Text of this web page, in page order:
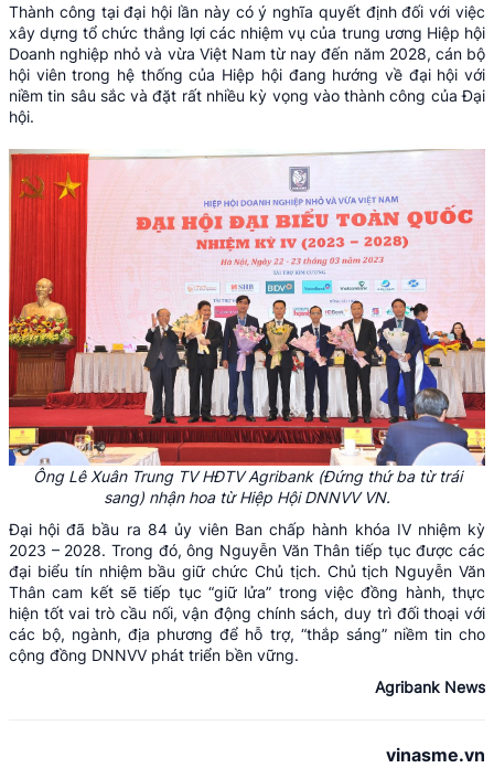
Thành công tại đại hội lần này có ý nghĩa quyết định đối với việc
xây dựng tổ chức thắng lợi các nhiệm vụ của trung ương Hiệp hội
Doanh nghiệp nhỏ và vừa Việt Nam từ nay đến năm 2028, cán bộ
hội viên trong hệ thống của Hiệp hội đang hướng về đại hội với
niềm tin sâu sắc và đặt rất nhiều kỳ vọng vào thành công của Đại
hội.
Ông Lê Xuân TrungTVHĐTV Agribank(Đứng thứ ba từ trái
sang) nhận hoa từ Hiệp Hội DNNVV VN.
Đại hội đã bầu ra 84 ủy viên Ban chấp hành khóa IV nhiệm kỳ
2023 – 2028. Trong đó, ông Nguyễn Văn Thân tiếp tục được các
đại biểu tín nhiệm bầu giữ chức Chủ tịch. Chủ tịch Nguyễn Văn
Thân cam kết sẽ tiếp tục “giữ lửa” trong việc đồng hành, thực
hiện tốt vai trò cầu nối, vận động chính sách, duy trì đối thoại với
các bộ, ngành, địa phương để hỗ trợ, “thắp sáng” niềm tin cho
cộng đồng DNNVV phát triển bền vững.
Agribank News
vinasme.vn